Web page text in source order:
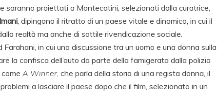
saranno proiettati a Montecatini, selezionati dalla curatrice,
, dipingono il ritratto di un paese vitale e dinamico, in cui il
realtà ma anche di sottile rivendicazione sociale.
Farahani, in cui una discussione tra un uomo e una donna sulla
la confisca dell’auto da parte della famigerata dalla polizia
A Winner, che parla della storia di una regista donna, il
a lasciare il paese dopo che il film, selezionato in un